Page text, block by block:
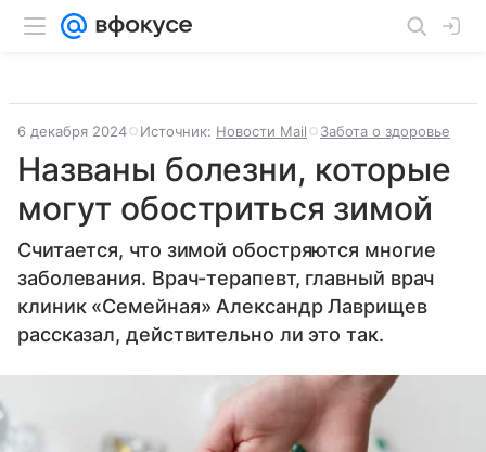
6 декабря 2024 Источник: Новости Mail Забота о здоровье
Названы болезни, которые
могут обостриться зимой
Считается, что зимой обостряются многие
заболевания. Врач-терапевт, главный врач
клиник «Семейная» Александр Лаврищев
рассказал, действительно ли это так.